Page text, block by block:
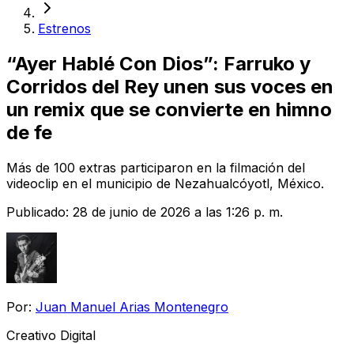
Estrenos
“Ayer Hablé Con Dios”: Farruko y
Corridos del Rey unen sus voces en
un remix que se convierte en himno
de fe
Más de 100 extras participaron en la filmación del
videoclip en el municipio de Nezahualcóyotl, México.
Publicado: 28 de junio de 2026 a las 1:26 p. m.
Por: Juan Manuel Arias Montenegro
Creativo Digital